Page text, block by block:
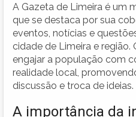
A Gazeta de Limeira é um
que se destaca por sua
eventos, notícias e
cidade de Limeira e
engajar a população com
realidade local,
discussão e troca de ideias.
A importância da